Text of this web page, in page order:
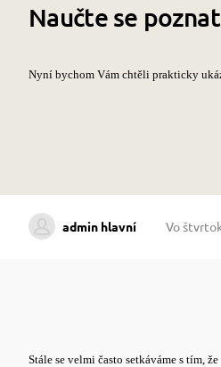
Naučte se
Nyní bychom Vám chtěli prakticky
admin hlavní Vo
Stále se velmi často setkáváme s tím,